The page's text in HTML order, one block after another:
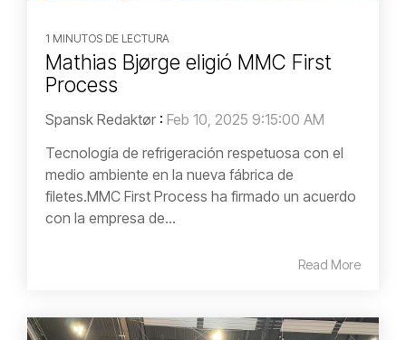
1 MINUTOS DE LECTURA
Mathias Bjørge eligió MMC First
Process
Spansk Redaktør : Feb 10, 2025 9:15:00 AM
Tecnología de refrigeración respetuosa con el
medio ambiente en la nueva fábrica de
filetes.MMC First Process ha firmado un acuerdo
con la empresa de...
Read More